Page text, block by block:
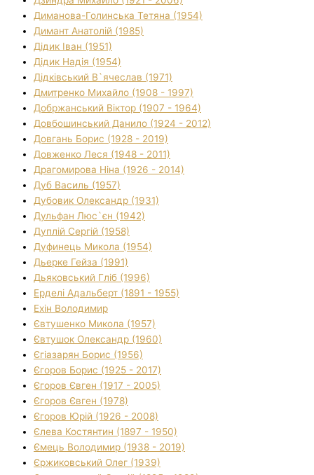
Диманова-Голинська Тетяна (1954)
Димант Анатолій (1985)
Дідик Іван (1951)
Дідик Надія (1954)
Дідківський В`ячеслав (1971)
Дмитренко Михайло (1908 - 1997)
Добржанський Віктор (1907 - 1964)
Довбошинський Данило (1924 - 2012)
Довгань Борис (1928 - 2019)
Довженко Леся (1948 - 2011)
Драгомирова Ніна (1926 - 2014)
Дуб Василь (1957)
Дубовик Олександр (1931)
Дульфан Люс`єн (1942)
Дуплій Сергій (1958)
Дуфинець Микола (1954)
Дьерке Гейза (1991)
Дьяковський Гліб (1996)
Ерделі Адальберт (1891 - 1955)
Ехін Володимир
Євтушенко Микола (1957)
Євтушок Олександр (1960)
Єгіазарян Борис (1956)
Єгоров Борис (1925 - 2017)
Єгоров Євген (1917 - 2005)
Єгоров Євген (1978)
Єгоров Юрій (1926 - 2008)
Єлева Костянтин (1897 - 1950)
Ємець Володимир (1938 - 2019)
Єржиковський Олег (1939)